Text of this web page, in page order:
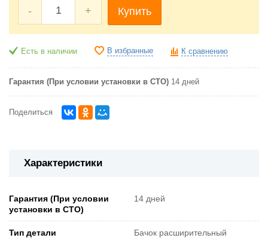
- + Купить
Есть в наличии В избранные К сравнению
Гарантия (При условии установки в СТО) 14 дней
Поделиться
Характеристики
Гарантия (При условии
установки в СТО)
14 дней
Тип детали Бачок расширительный